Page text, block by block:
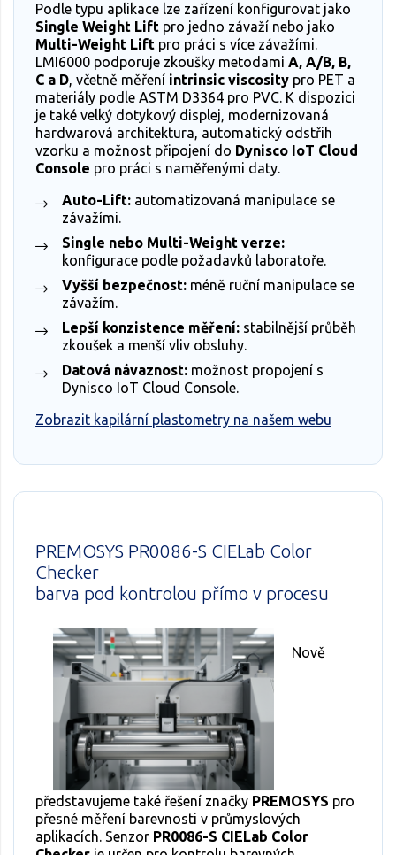
Podle typu aplikace lze zařízení konfigurovat jako
Single Weight Lift pro jedno závaží nebo jako
Multi-Weight Lift pro práci s více závažími.
LMI6000 podporuje zkoušky metodami A, A/B, B,
C a D, včetně měření intrinsic viscosity pro PET a
materiály podle ASTM D3364 pro PVC. K dispozici
je také velký dotykový displej, modernizovaná
hardwarová architektura, automatický odstřih
vzorku a možnost připojení do Dynisco IoT Cloud
Console pro práci s naměřenými daty.
Auto-Lift: automatizovaná manipulace se
závažími.
Single nebo Multi-Weight verze:
konfigurace podle požadavků laboratoře.
Vyšší bezpečnost: méně ruční manipulace se
závažím.
Lepší konzistence měření: stabilnější průběh
zkoušek a menší vliv obsluhy.
Datová návaznost: možnost propojení s
Dynisco IoT Cloud Console.
Zobrazit kapilární plastometry na našem webu
PREMOSYS PR0086-S CIELab Color
Checker
barva pod kontrolou přímo v procesu
Nově
představujeme také řešení značky PREMOSYS pro
přesné měření barevnosti v průmyslových
aplikacích. Senzor PR0086-S CIELab Color